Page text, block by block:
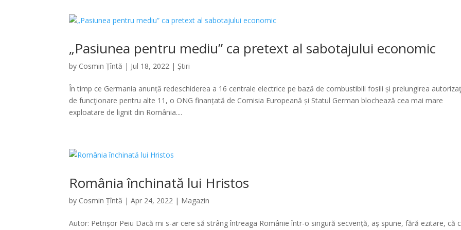
„Pasiunea pentru mediu” ca pretext al sabotajului economic
by Cosmin Țîntă | Jul 18, 2022 |Știri
În timp ce Germania anunță redeschiderea a 16 centrale electrice pe bază de combustibili fosili și prelungirea
de funcţionare pentru alte 11, o ONG finanțată de Comisia Europeană și Statul German blochează cea mai mare
exploatare de lignit din România....
România închinată lui Hristos
by Cosmin Țîntă |Apr 24, 2022 | Magazin
Autor: Petrișor Peiu Dacă mi s-ar cere să strâng întreaga Românie într-o singură secvență, aș spune, fără ezitare, că